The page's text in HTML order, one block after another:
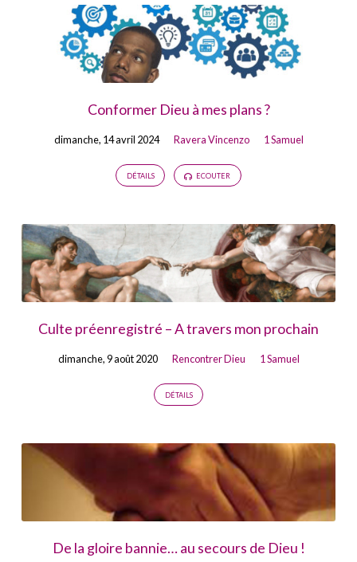
Conformer Dieu à mes plans ?
dimanche, 14 avril 2024 Ravera Vincenzo 1 Samuel
DÉTAILS ECOUTER
Culte préenregistré – A travers mon prochain
dimanche, 9 août 2020 Rencontrer Dieu 1 Samuel
DÉTAILS
De la gloire bannie… au secours de Dieu !